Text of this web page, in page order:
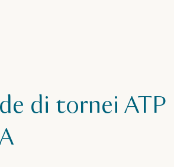
di tornei ATP